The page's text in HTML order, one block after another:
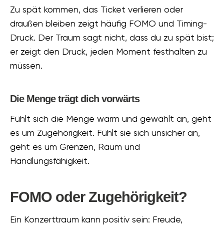
Zu spät kommen, das Ticket verlieren oder
draußen bleiben zeigt häufig FOMO und Timing-
Druck. Der Traum sagt nicht, dass du zu spät bist;
er zeigt den Druck, jeden Moment festhalten zu
müssen.
Die Menge trägt dich vorwärts
Fühlt sich die Menge warm und gewählt an, geht
es um Zugehörigkeit. Fühlt sie sich unsicher an,
geht es um Grenzen, Raum und
Handlungsfähigkeit.
FOMO oder Zugehörigkeit?
Ein Konzerttraum kann positiv sein: Freude,